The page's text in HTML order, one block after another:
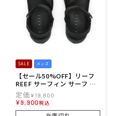
SALE メンズ
【セール50%OFF】リーフ
REEF サーフィン サーフ ス
ポーツサンダル 靴 CROSS-
SHORE CJ6766-BLK メンズ
男性 25SP 春夏
¥19,800
¥9,900税込